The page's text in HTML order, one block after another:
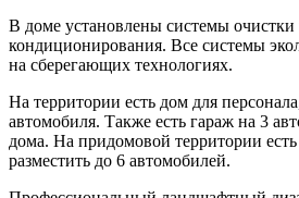
В доме установлены системы
кондиционирования. Все системы
на сберегающих технологиях.
На территории есть дом для
автомобиля. Также есть гараж на 3
дома. На придомовой территории
разместить до 6 автомобилей.